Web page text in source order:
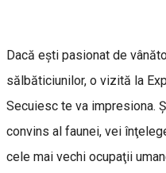
Dacă eşti pasionat de
sălbăticiunilor, o vizită la
Secuiesc te va impresiona.
convins al faunei, vei
cele mai vechi ocupaţii